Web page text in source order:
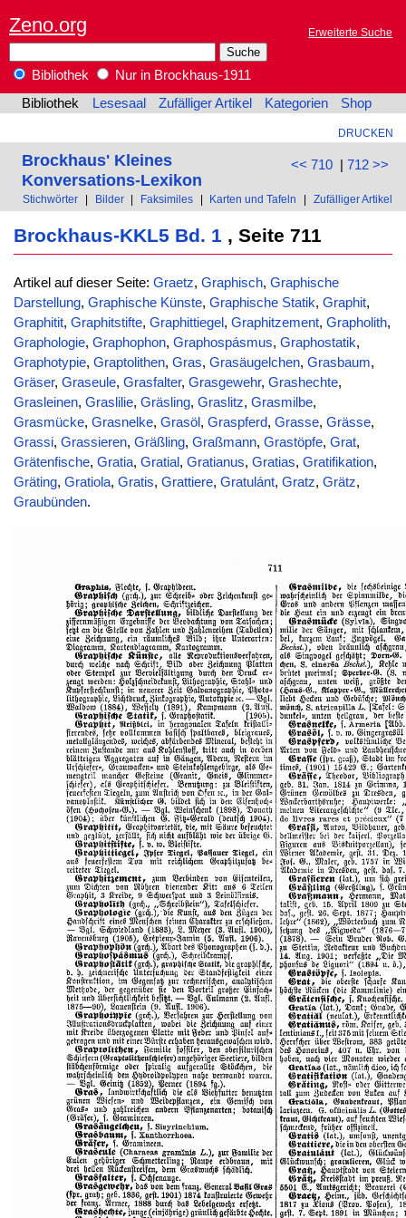
Zeno.org Erweiterte Suche
Bibliothek
Nur in Brockhaus-1911
Bibliothek
Lesesaal Zufälliger Artikel Kategorien Shop
DRUCKEN
<< 710| 712 >>
Brockhaus' Kleines
Konversations-Lexikon
Stichwörter Bilder Faksimiles Karten und Tafeln Zufälliger Artikel
Brockhaus-KKL5 Bd. 1 , Seite 711
Artikel auf dieser Seite: Graetz, Graphisch, Graphische
Darstellung, Graphische Künste, Graphische Statik, Graphit,
Graphitit, Graphitstifte, Graphittiegel , Graphitzement, Grapholith,
Graphologie, Graphophon, Graphospásmus, Graphostatik,
Graphotypie, Graptolithen, Gras, Grasäugelchen, Grasbaum,
Gräser, Graseule, Grasfalter, Grasgewehr, Grashechte,
Grasleinen, Graslilie, Gräsling, Graslitz, Grasmilbe,
Grasmücke, Grasnelke, Grasöl , Graspferd, Grasse, Grässe,
Grassi, Grassieren, Gräßling, Graßmann, Grastöpfe, Grat,
Grätenfische, Gratia, Gratial, Gratianus, Gratias, Gratifikation,
Gräting, Gratiola, Gratis, Grattiere, Gratulánt, Gratz, Grätz,
Graubünden.